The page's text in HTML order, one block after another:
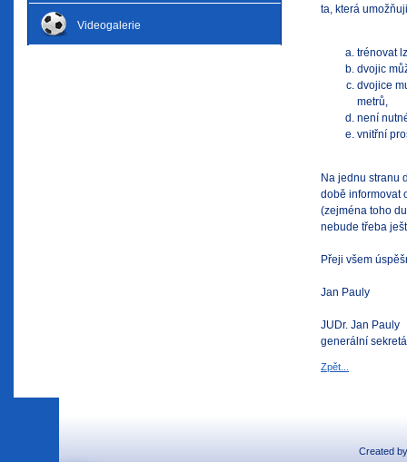
Videogalerie
ta, která
trénovat
dvojic
dvojice
metrů,
není
vnitřní
Na jednu stranu
době informovat
(zejména toho
nebude třeba
Přeji všem
Jan Pauly
JUDr. Jan Pauly
generální
Zpět...
Created